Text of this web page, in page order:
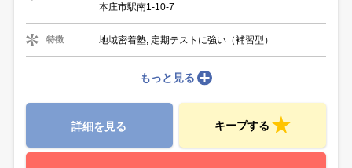
本庄市駅南1-10-7
特徴 地域密着塾, 定期テストに強い（補習型）
もっと見る
詳細を見る キープする